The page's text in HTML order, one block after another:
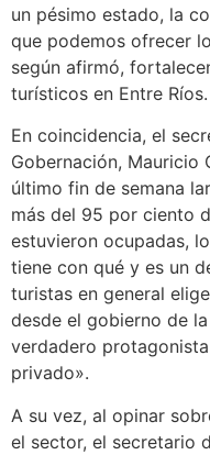
un pésimo estado, la
que podemos ofrecer
según afirmó,
turísticos en Entre Ríos.
En coincidencia, el
Gobernación, Mauricio
último fin de semana
más del 95 por ciento
estuvieron ocupadas,
tiene con qué y es un
turistas en general
desde el gobierno de
verdadero
privado».
A su vez, al opinar
el sector, el secretario